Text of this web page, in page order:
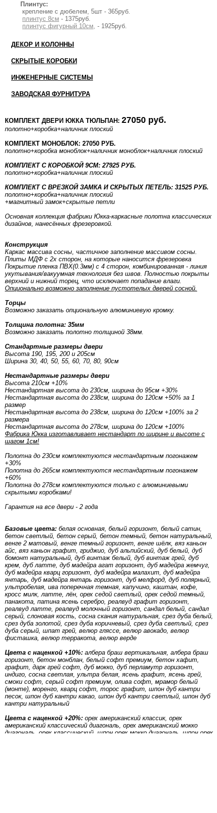
Плинтус:
крепление с дюбелем, 5шт - 365руб.
плинтус 8см - 1375руб.
плинтус фигурный 10см, - 1925руб.
ДЕКОР И КОЛОННЫ
СКРЫТЫЕ КОРОБКИ
ИНЖЕНЕРНЫЕ СИСТЕМЫ
ЗАВОДСКАЯ ФУРНИТУРА
КОМПЛЕКТ ДВЕРИ ЮККА ТЮЛЬПАН: 27050 руб.
полотно+коробка+наличник плоский
КОМПЛЕКТ МОНОБЛОК: 27050 РУБ.
полотно+коробка моноблок+наличник моноблок+наличник плоский
КОМПЛЕКТ С КОРОБКОЙ 9СМ: 27925 РУБ.
полотно+коробка+наличник плоский
КОМПЛЕКТ С ВРЕЗКОЙ ЗАМКА И СКРЫТЫХ ПЕТЕЛЬ: 31525 РУБ.
полотно+коробка+наличник плоский
+магнитный замок+скрытые петли
Основная коллекция фабрики Юкка-каркасные полотна классических
дизайнов, нанесённых фрезеровкой.
Конструкция
Каркас массива сосны, частичное заполнение массивом сосны.
Плиты МДФ с 2х сторон, на которые наносится фрезеровка
Покрытие пленка ПВХ(0.3мм) с 4 сторон, комбинированная - линия
укутывания/вакуумная технология без швов. Полностью покрыты
верхний и нижний торец, что исключает попадание влаги.
Опционально возможно заполнение пустотелых дверей сосной.
Торцы
Возможно заказать опциональную алюминиевую кромку.
Толщина полотна: 35мм
Возможно заказать полотно толщиной 38мм.
Стандартные размеры двери
Высота 190, 195, 200 и 205см
Ширина 30, 40, 50, 55, 60, 70, 80, 90см
Нестандартные размеры двери
Высота 210см +10%
Нестандартная высота до 230см, ширина до 95см +30%
Нестандартная высота до 238см, ширина до 120см +50% за 1
размер
Нестандартная высота до 238см, ширина до 120см +100% за 2
размера
Нестандартная высота до 278см, ширина до 120см +100%
Фабрика Юкка изготавливает нестандарт по ширине и высоте с
шагом 1см!
Полотна до 230см комплектуются нестандартным погонажем
+30%
Полотна до 265см комплектуются нестандартным погонажем
+60%
Полотна до 278см комплектуются только с алюминиевыми
скрытыми коробками!
Гарантия на все двери - 2 года
Базовые цвета: белая основная, белый горизонт, белый сатин,
бетон светлый, бетон серый, бетон темный, бетон натуральный,
венге 2 матовый, венге темный горизонт, венге шёлк, вяз каньон
айс, вяз каньон графит, гриджио, дуб альпийский, дуб белый, дуб
бомонт натуральный, дуб винтаж белый, дуб винтаж грей, дуб
крем, дуб латте, дуб мадейра агат горизонт, дуб мадейра жемчуг,
дуб мадейра кварц горизонт, дуб мадейра малахит, дуб мадейра
янтарь, дуб мадейра янтарь горизонт, дуб мелфорд, дуб полярный,
ультробелая, ива поперечная темная, капучино, каштан, кофе,
кросс милк, латте, лён, орех седой светлый, орех седой темный,
панакота, патина ясень серебро, реалвуд графит горизонт,
реалвуд латте, реалвуд молочный горизонт, сандал белый, сандал
серый, слоновая кость, сосна скания натуральная, срез дуба белый,
срез дуба золотой, срез дуба коричневый, срез дуба светлый, срез
дуба серый, шпат грей, велюр гляссе, велюр авокадо, велюр
фисташка, велюр терракота, велюр верде
Цвета с наценкой +10%: албера браш вертикальная, албера браш
горизонт, бетон монблан, белый софт премиум, бетон хафит,
графит, дарк грей софт, дуб мокко, дуб перламутр горизонт,
индиго, сосна светлая, ультра белая, ясень графит, ясень грей,
смоки софт, серый софт премиум, олива софт, мрамор белый
(монте), моренго, кварц софт, торос графит, шпон дуб кантри
песок, шпон дуб кантри какао, шпон дуб кантри светлый, шпон дуб
кантри натуральный
Цвета с наценкой +20%: орех американский классик, орех
американский классический диагональ, орех американский мокко
диагональ, орех классический, шпон орех мокко диагональ, шпон орех